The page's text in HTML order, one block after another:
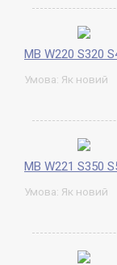
Умова: Як новий
Умова: Як новий